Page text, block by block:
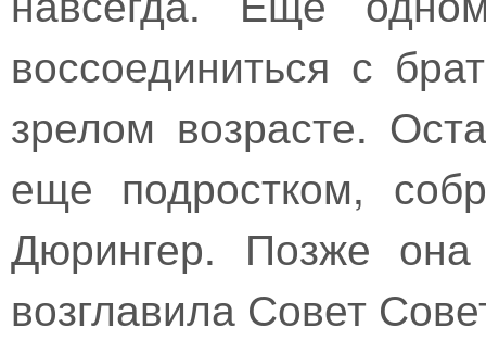
воссоединиться с
зрелом возрасте.
еще подростком,
Дюрингер. Позже
возглавила Совет